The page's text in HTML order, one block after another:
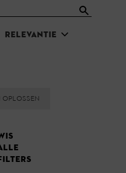
Relevantie
oplossen